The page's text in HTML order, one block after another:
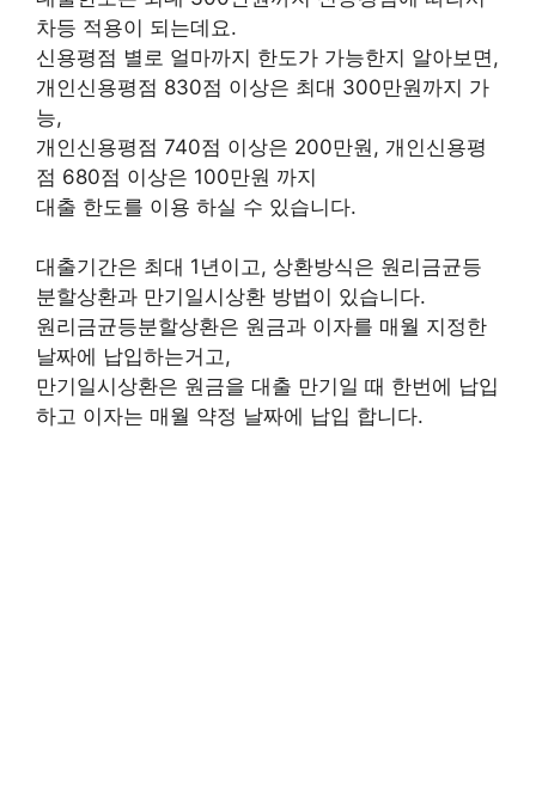
차등 적용이 되는데요.
신용평점 별로 얼마까지 한도가 가능한지 알아보면,
개인신용평점 830점 이상은 최대 300만원까지 가
능,
개인신용평점 740점 이상은 200만원, 개인신용평
점 680점 이상은 100만원 까지
대출 한도를 이용 하실 수 있습니다.
대출기간은 최대 1년이고, 상환방식은 원리금균등
분할상환과 만기일시상환 방법이 있습니다.
원리금균등분할상환은 원금과 이자를 매월 지정한
날짜에 납입하는거고,
만기일시상환은 원금을 대출 만기일 때 한번에 납입
하고 이자는 매월 약정 날짜에 납입 합니다.